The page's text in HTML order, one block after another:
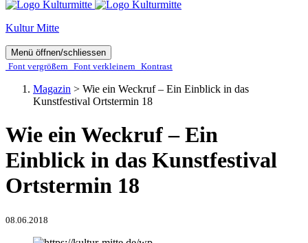
Kultur Mitte
Menü öffnen/schliessen
Font ver­­größern Font ver­­kleinern Kontrast
Magazin > Wie ein Weckruf – Ein Einblick in das
Kunstfestival Ortstermin 18
Wie ein Weckruf – Ein
Einblick in das Kunstfestival
Ortstermin 18
08.06.2018